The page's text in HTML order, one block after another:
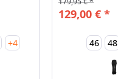
+4
129,00 € *
46 48